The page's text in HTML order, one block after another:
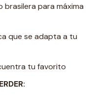
brasilera para máxima
que se adapta a tu
tu favorito